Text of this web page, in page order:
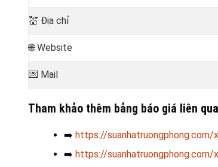
💒 Địa chỉ
🌐 Website
💌 Mail
Tham khảo thêm bảng báo giá liên
➡️ https://
➡️ https://